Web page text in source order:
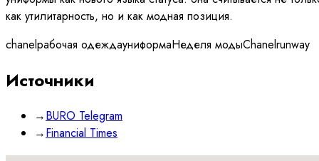
как утилитарность, но и как модная позиция.
chanelрабочая одеждауниформаНеделя модыChanelrunway
Источники
→BURO Telegram
→Financial Times